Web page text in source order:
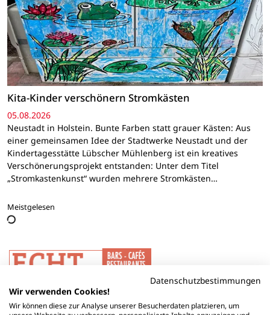
Kita-Kinder verschönern Stromkästen
05.08.2026
Neustadt in Holstein. Bunte Farben statt grauer Kästen: Aus
einer gemeinsamen Idee der Stadtwerke Neustadt und der
Kindertagesstätte Lübscher Mühlenberg ist ein kreatives
Verschönerungsprojekt entstanden: Unter dem Titel
„Stromkastenkunst“ wurden mehrere Stromkästen…
Meistgelesen
Datenschutzbestimmungen
Wir verwenden Cookies!
Wir können diese zur Analyse unserer Besucherdaten platzieren, um